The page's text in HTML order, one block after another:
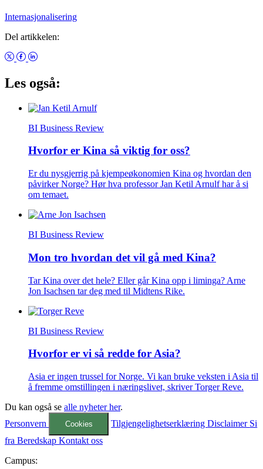
Internasjonalisering
Del artikkelen:
Les også:
BI Business Review
Hvorfor er Kina så viktig for oss?
Er du nysgjerrig på kjempeøkonomien Kina og hvordan den
påvirker Norge? Hør hva professor Jan Ketil Arnulf har å si
om temaet.
BI Business Review
Mon tro hvordan det vil gå med Kina?
Tar Kina over det hele? Eller går Kina opp i liminga? Arne
Jon Isachsen tar deg med til Midtens Rike.
BI Business Review
Hvorfor er vi så redde for Asia?
Asia er ingen trussel for Norge. Vi kan bruke veksten i Asia til
å fremme omstillingen i næringslivet, skriver Torger Reve.
Du kan også se alle nyheter her.
Personvern
Cookies TilgjengelighetserklæringDisclaimer Si
fra Beredskap Kontakt oss
Campus: